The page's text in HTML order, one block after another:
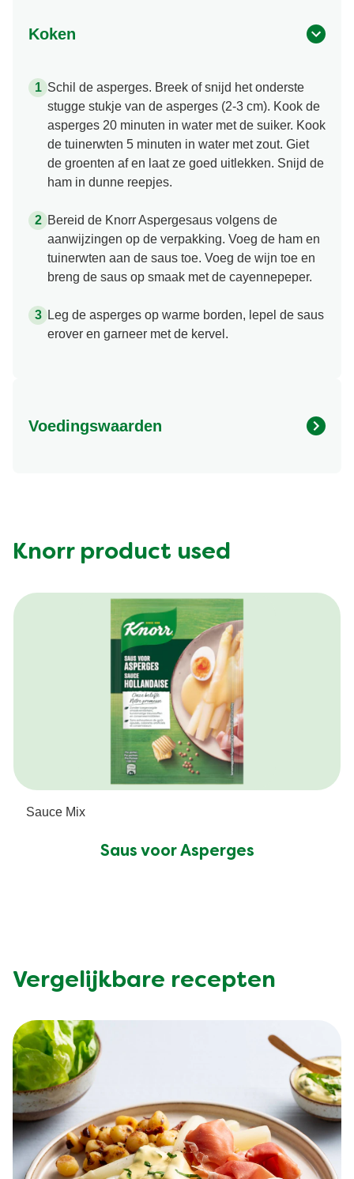
Koken
Schil de asperges. Breek of snijd het onderste
stugge stukje van de asperges (2-3 cm). Kook de
asperges 20 minuten in water met de suiker. Kook
de tuinerwten 5 minuten in water met zout. Giet
de groenten af en laat ze goed uitlekken. Snijd de
ham in dunne reepjes.
Bereid de Knorr Aspergesaus volgens de
aanwijzingen op de verpakking. Voeg de ham en
tuinerwten aan de saus toe. Voeg de wijn toe en
breng de saus op smaak met de cayennepeper.
Leg de asperges op warme borden, lepel de saus
erover en garneer met de kervel.
Voedingswaarden
Knorr product used
Saus voor Asperges
Sauce Mix
Vergelijkbare recepten